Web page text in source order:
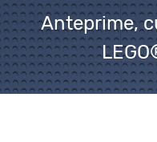
Anteprime,